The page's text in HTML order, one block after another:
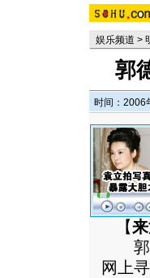
娱乐频道 >
郭
时间：2006
【
郭
网上